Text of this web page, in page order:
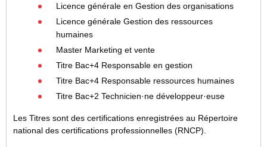
Licence générale en Gestion des organisations
Licence générale Gestion des ressources
humaines
Master Marketing et vente
Titre Bac+4 Responsable en gestion
Titre Bac+4 Responsable ressources humaines
Titre Bac+2 Technicien·ne développeur·euse
Les Titres sont des certifications enregistrées au Répertoire
national des certifications professionnelles (RNCP).